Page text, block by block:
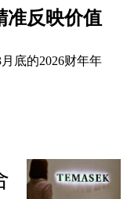
准反映价值
底的2026财年年